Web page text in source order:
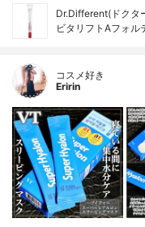
Dr.Different(ドクタ
ビタリフトAフォル
コスメ好き
Eririn